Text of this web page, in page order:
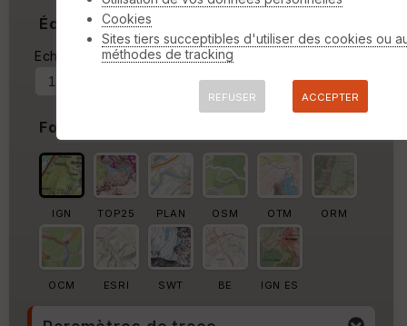
Échelle
Echelle actuelle : 1/110085
Fond de carte
IGN TOP25 PLAN OSM OTM ORM
OCM ESRI SWT BE IGN ES
Cookies
Sites tiers succeptibles d'utiliser des cookies ou
méthodes de tracking
REFUSER ACCEPTER